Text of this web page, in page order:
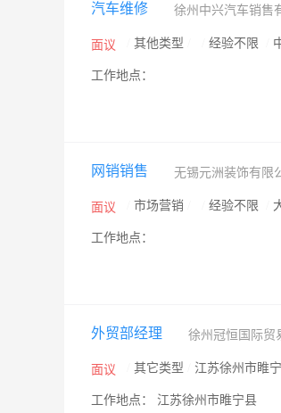
汽车维修 徐州中兴汽车销售
面议 其他类型 经验不限
工作地点：
网销销售 无锡元洲装饰有限
面议 市场营销 经验不限
工作地点：
外贸部经理 徐州冠恒国际贸
面议 其它类型 江苏徐州市睢
工作地点： 江苏徐州市睢宁县